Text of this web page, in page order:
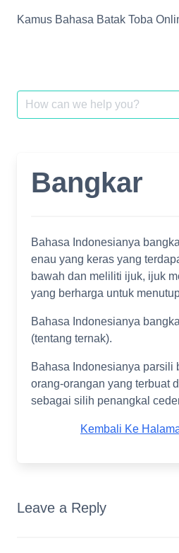
Kamus Bahasa Batak Toba
Search
for:
Bangkar
Bahasa Indonesianya
enau yang keras yang
bawah dan meliliti ijuk, ijuk
yang berharga untuk
Bahasa Indonesianya
(tentang ternak).
Bahasa Indonesianya parsili
orang-orangan yang terbuat
sebagai silih penangkal
Kembali Ke
Leave a Reply